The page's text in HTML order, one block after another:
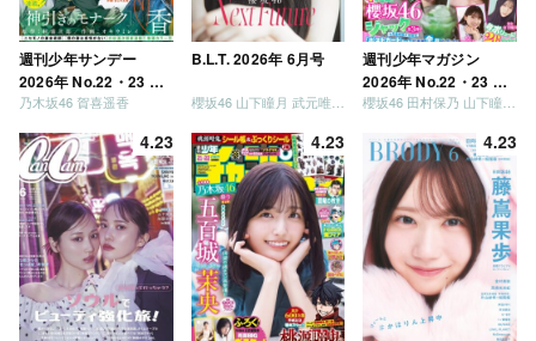
週刊少年サンデー
2026年 No.22・23 合
併号
乃木坂46 賀喜遥香
B.L.T. 2026年 6月号
櫻坂46 山下瞳月 武元唯衣 / 乃木坂46 海邉朱莉
週刊少年マガジン
2026年 No.22・23 合
併号
4.23 4.23 4.23